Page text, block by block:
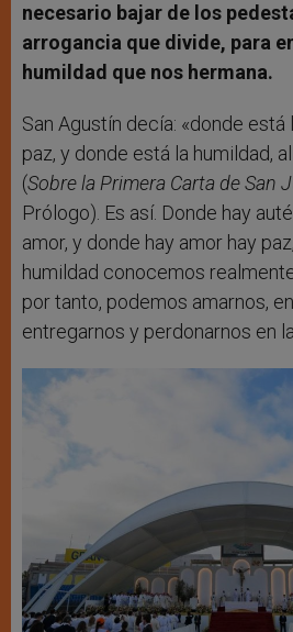
necesario bajar de los
arrogancia que divide, para
humildad que nos hermana.
San Agustín decía: «donde está
paz, y donde está la humildad,
(Sobre la Primera Carta de San
Prólogo). Es así. Donde hay
amor, y donde hay amor hay
humildad conocemos
por tanto, podemos amarnos,
entregarnos y perdonarnos en